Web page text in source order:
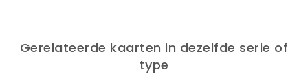
Gerelateerde kaarten in dezelfde serie of
type